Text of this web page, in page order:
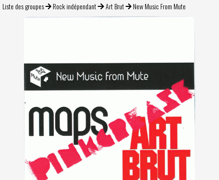
Liste des groupes Rock indépendant Art Brut New Music From Mute